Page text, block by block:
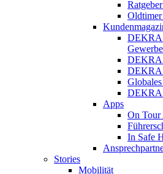
DEKRA
Gewerbe
DEKRA
DEKRA
Apps
On Tour
In Safe
Stories
Mobilität